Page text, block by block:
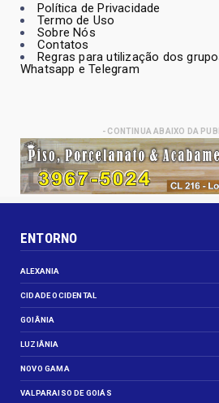
Política de Privacidade
Termo de Uso
Sobre Nós
Contatos
Regras para utilização dos
Whatsapp e Telegram
- CONTINUA ABAIXO DA
ENTORNO
ALEXANIA
CIDADE OCIDENTAL
GOIÂNIA
LUZIÂNIA
NOVO GAMA
VALPARAISO DE GOIÁS